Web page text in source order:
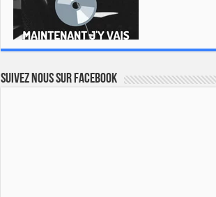
Suivez nous sur Facebook